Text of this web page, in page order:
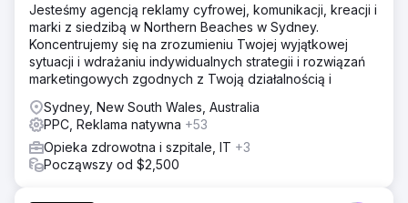
Jesteśmy agencją reklamy cyfrowej, komunikacji, kreacji i
marki z siedzibą w Northern Beaches w Sydney.
Koncentrujemy się na zrozumieniu Twojej wyjątkowej
sytuacji i wdrażaniu indywidualnych strategii i rozwiązań
marketingowych zgodnych z Twoją działalnością i
Sydney, New South Wales, Australia
PPC, Reklama natywna +53
Opieka zdrowotna i szpitale, IT +3
Począwszy od $2,500